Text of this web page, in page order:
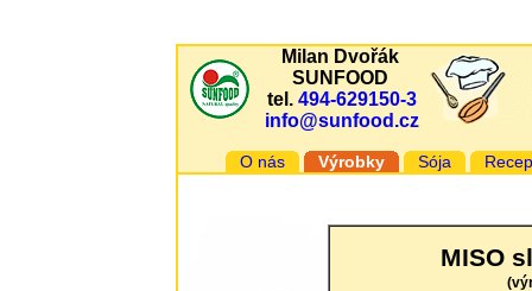
Milan Dvořák
SUNFOOD
tel. 494-629150-3
info@sunfood.cz
O nás Výrobky Sója
MISO